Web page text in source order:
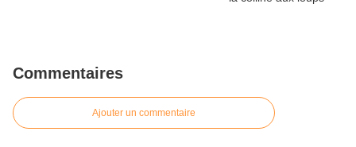
Commentaires
Ajouter un commentaire